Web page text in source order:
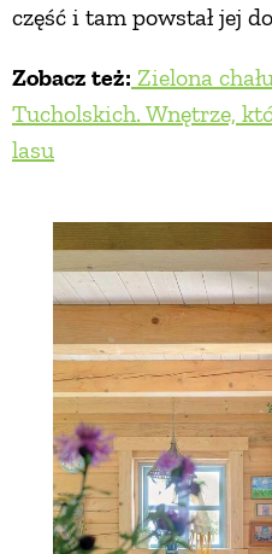
część i tam powstał jej
Zobacz też: Zielona
Tucholskich. Wnętrze,
lasu